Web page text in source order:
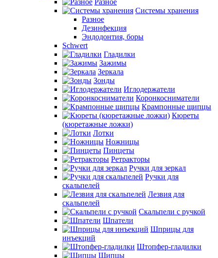
Разное
Системы хранения
Разное
Дезинфекция
Эндодонтия, боры
Schwert
Гладилки
Зажимы
Зеркала
Зонды
Иглодержатели
Коронкосниматели
Крампонные щипцы
Кюреты
(кюретажные ложки)
Лотки
Ножницы
Пинцеты
Ретракторы
Ручки для зеркал
Ручки для
скальпелей
Лезвия для
скальпелей
Скальпели с ручкой
Шпатели
Шприцы для
инъекций
Штопфер-гладилки
Щипцы